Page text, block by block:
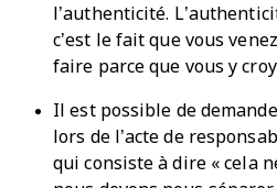
l’authenticité.
c’est le fait que vous
faire parce que vous y
Il est possible de
lors de l’acte de
qui consiste à dire « cela